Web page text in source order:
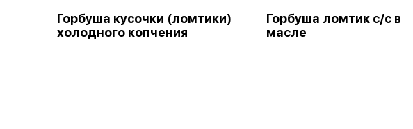
Горбуша кусочки (ломтики)
холодного копчения
Горбуша ломтик с/с в
масле